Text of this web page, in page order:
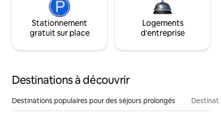
Stationnement
gratuit sur place
Logements
d'entreprise
Destinations à découvrir
Destinations populaires pour des séjours prolongés